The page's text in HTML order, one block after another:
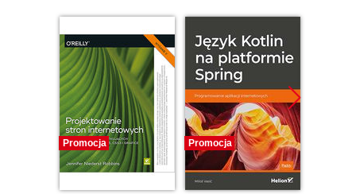
Promocja Promocja